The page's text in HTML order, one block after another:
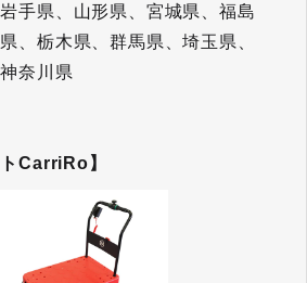
手県、山形県、宮城県、福島
、栃木県、群馬県、埼玉県、
奈川県
CarriRo】